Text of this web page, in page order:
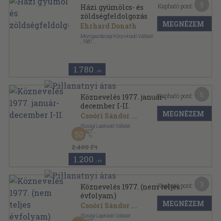
Házi gyümölcs- és
zöldségfeldolgozás
Ehrhard Donath
Mezőgazdasági Könyvkiadó Vállalat
1981
1.780 ,-Ft
Kapható pont:
MEGNÉZEM
Köznevelés 1977. január-
december I-II.
Csoóri Sándor ...
Ifjúsági Lapkiadó Vállalat
, 1977
Könyvkötői kötés
Köznevelés sorozat
2.400 Ft
50
1.200 ,-Ft
Kapható pont:
MEGNÉZEM
Köznevelés 1977. (nem teljes
évfolyam)
Csoóri Sándor ...
Ifjúsági Lapkiadó Vállalat
Kapható pont:
MEGNÉZEM